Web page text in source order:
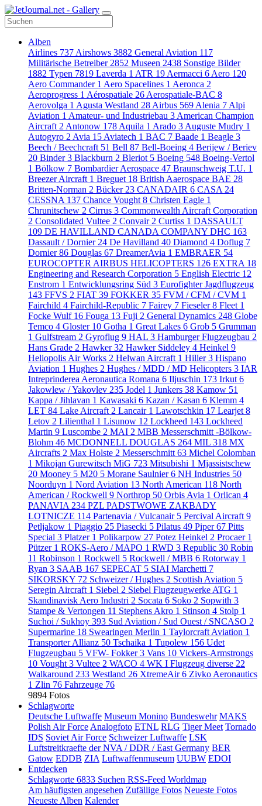
Alben
Airlines 737 Airshows 3882 General Aviation 117
Militärische Betreiber 2852 Museen 2438 Sonstige Bilder
1882 Typen 7819 Laverda 1 ATR 19 Aermacci 6 Aero 120
Aero Commander 1 Aero Spacelines 1 Aeronca 2
Aeroprogress 1 Aérospatiale 26 Aerospatiale-BAC 8
Aerovolga 1 Agusta Westland 28 Airbus 569 Alenia 7 Alpi
Aviation 1 Amateur- und Industriebau 3 American Champion
Aircraft 2 Antonow 178 Aquila 1 Arado 3 Auguste Mudry 1
Autogyro 2 Avia 15 Aviatech 1 BAC 7 Baade 1 Beagle 3
Beech / Beechcraft 51 Bell 87 Bell-Boeing 4 Berijew / Beriev
20 Binder3 Blackburn 2 Bleriot 5 Boeing 548 Boeing-Vertol
1 Bölkow 7 Bombardier Aerospace 47 Braunschweig T.U. 1
Breezer Aircraft 1 Breguet 18 British Aaerospace BAE 28
Britten-Norman 2 Bücker 23 CANADAIR 6 CASA 24
CESSNA 137 Chance Vought 8 Christen Eagle 1
Chrunitschew 2 Cirrus 3 Commonwealth Aircraft Corporation
2 Consolidated Vultee 2 Convair 2 Curtiss 1 DASSAULT
109 DE HAVILLAND CANADA COMPANY DHC 163
Dassault / Dornier 24 De Havilland 40 Diamond 4 Doflug 7
Dornier86 Douglas 67 DreamerAvia 1 EMBRAER 54
EUROCOPTER AIRBUS HELICOPTERS 126 EXTRA 18
Engineering and Research Corporation 5 English Electric 12
Enstrom 1 Entwicklungsring Süd 3 Eurofighter Jagdflugzeug
143 FFVS 2 FIAT 39 FOKKER 35 FVM / CFM / CVM 1
Fairchild 4 Fairchild-Republic 7 Fairey 7 Fieseler8 Fleet 1
Focke Wulf 16 Fouga 13 Fuji 2 General Dynamics 248 Globe
Temco 4 Gloster 10 Gotha 1 Great Lakes 6 Grob 5 Grumman
1 Gulfstream 2 Gyroflug 9 HAL 3 Hamburger Flugzeugbau 2
Hans Grade 2 Hawker32 Hawker Siddeley 4 Heinkel 9
Heliopolis Air Works 2 Helwan Aircraft 1 Hiller3 Hispano
Aviation 1 Hughes 2 Hughes / MDD / MD Helicopters 3 IAR
Intreprinderea Aeronautica Romana 6 Iljuschin 173 Irkut 6
Jakowlew / Yakovlev 235 Jodel 1 Junkers 38 Kamow 51
Kappa / Jihlavan 1 Kawasaki 6 Kazan / Kasan 6 Klemm 4
LET 84 Lake Aircraft 2 Lancair 1 Lawotschkin 17 Learjet 8
Letov 2 Lilienthal 1 Lisunow 12 Lockheed 143 Lockheed
Martin 9 Luscombe 2 MAI 2 MBB Messerschmitt -Bölkow-
Blohm 46 MCDONNELL DOUGLAS 264 MIL 318 MX
Aircrafts 2 Max Holste 2 Messerschmitt 63 Michel Colomban
1 Mikojan Gurewitsch MiG 723 Mitsubishi 1 Mjassistschew
20 Mooney 5 M20 5 Morane Saulnier6 NH Industries 50
Noorduyn 1 Nord Aviation 13 North American 118 North
American / Rockwell 9 Northrop 50 Orbis Avia 1 Orlican 4
PANAVIA 234 PZL PADSTWOWE ZAKBADY
LOTNICZE 114 Partenavia / Vulcanair 5 Percival Aircraft 9
Petljakow 1 Piaggio 25 Piasecki 5 Pilatus 49 Piper67 Pitts
Special 3 Platzer 1 Polikarpow 27 Potez Heinkel 2 Procaer 1
Pützer 1 ROKS-Aero / MAPO 1 RWD 3 Republic 30 Robin
11 Robinson 1 Rockwell 5 Rockwell / MBB 6 Rotorway 1
Ryan 3 SAAB 167 SEPECAT 5 SIAI Marchetti 7
SIKORSKY 72 Schweizer / Hughes 2 Scottish Aviation 5
Seregin Aircraft 1 Siebel 2 Siebel Flugzeugwerke ATG 1
Skandinavisk Aero Industri 2 Socata 6 Soko 2 Sopwith 3
Stampe & Vertongen 11 Stephens Akro 1 Stinson 4 Stolp 1
Suchoi / Sukhoy 393 Sud Aviation / Sud Ouest / SNCASO 2
Supermarine 18 Swearingen Merlin 1 Taylorcraft Aviation 1
Transporter Allianz 50 Tschaika 1 Tupolew 156 Udet
Flugzeugbau 5 VFW- Fokker3 Vans 10 Vickers-Armstrongs
10 Vought 3 Vultee 2 WACO 4 WK I Flugzeug diverse 22
Walkaround 233 Westland 26 XtremeAir6 Zivko Aeronautics
1 Zlin 76 Fahrzeuge 76
9894 Fotos
Schlagworte
Deutsche Luftwaffe Museum Monino Bundeswehr MAKS
Polish Air Force Analogfoto ETNL RLG Tiger Meet Tornado
IDS Soviet Air Force Schweizer Luftwaffe LSK
Luftstreitkraefte der NVA / DDR / East Germany BER
Gatow EDDB ZIA Luftwaffenmuseum UUBW EDOI
Entdecken
Schlagworte 6833 Suchen RSS-Feed Worldmap
Am häufigsten angesehen Zufällige Fotos Neueste Fotos
Neueste Alben Kalender